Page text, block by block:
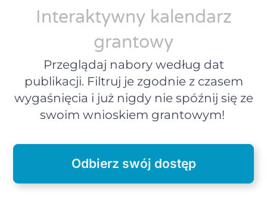
Interaktywny kalendarz
grantowy
Przeglądaj nabory według dat
publikacji. Filtruj je zgodnie z czasem
wygaśnięcia i już nigdy nie spóźnij się ze
swoim wnioskiem grantowym!
Odbierz swój dostęp